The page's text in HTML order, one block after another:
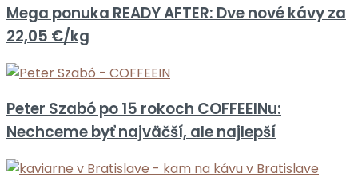
Mega ponuka READY AFTER: Dve nové kávy za
22,05 €/kg
Peter Szabó po 15 rokoch COFFEEINu:
Nechceme byť najväčší, ale najlepší